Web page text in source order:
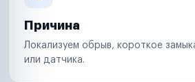
Причина
Локализуем обрыв, короткое
или датчика.